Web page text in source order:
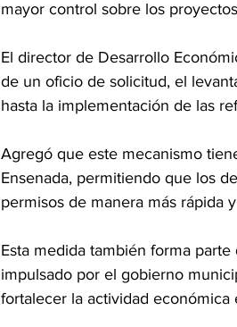
mayor control sobre los
El director de Desarrollo
de un oficio de solicitud, el
hasta la implementación de las
Agregó que este mecanismo
Ensenada, permitiendo que los
permisos de manera más rápida
Esta medida también forma
impulsado por el gobierno
fortalecer la actividad económica